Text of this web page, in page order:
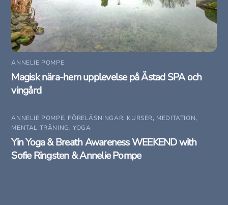
ANNELIE POMPE
Magisk nära-hem upplevelse på Ästad SPA och
vingård
ANNELIE POMPE, FÖRELÄSNINGAR, KURSER, MEDITATION,
MENTAL TRÄNING,YOGA
Yin Yoga & Breath Awareness WEEKEND with
Sofie Ringsten & Annelie Pompe